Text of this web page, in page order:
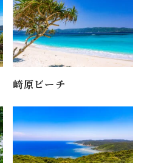
崎原ビーチ